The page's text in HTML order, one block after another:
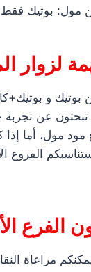
مول: بوتيك فقط
لزوار
بوتيك و
تبحثون عن
مول، أما إذا
الفروع
الفرع
مراعاة